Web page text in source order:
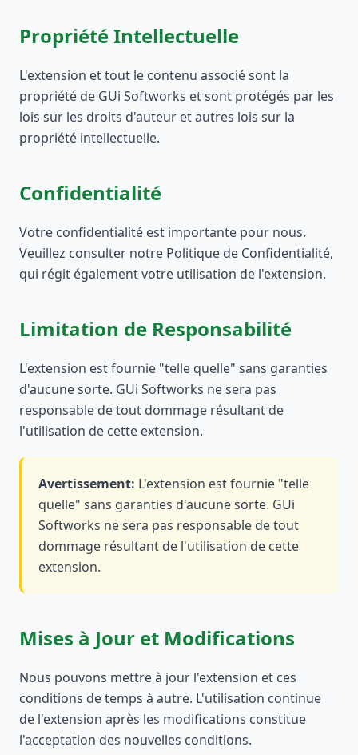
Propriété Intellectuelle
L'extension et tout le contenu associé sont la
propriété de GUi Softworks et sont protégés par les
lois sur les droits d'auteur et autres lois sur la
propriété intellectuelle.
Confidentialité
Votre confidentialité est importante pour nous.
Veuillez consulter notre Politique de Confidentialité,
qui régit également votre utilisation de l'extension.
Limitation de Responsabilité
L'extension est fournie "telle quelle" sans garanties
d'aucune sorte. GUi Softworks ne sera pas
responsable de tout dommage résultant de
l'utilisation de cette extension.
Avertissement: L'extension est fournie "telle
quelle" sans garanties d'aucune sorte. GUi
Softworks ne sera pas responsable de tout
dommage résultant de l'utilisation de cette
extension.
Mises à Jour et Modifications
Nous pouvons mettre à jour l'extension et ces
conditions de temps à autre. L'utilisation continue
de l'extension après les modifications constitue
l'acceptation des nouvelles conditions.